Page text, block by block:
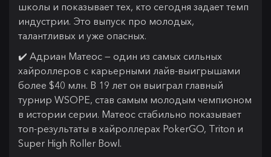
школы и показывает тех, кто сегодня задает темп
индустрии. Это выпуск про молодых,
талантливых и уже опасных.
✔️ Адриан Матеос — один из самых сильных
хайроллеров с карьерными лайв-выигрышами
более $40 млн. В 19 лет он выиграл главный
турнир WSOPE, став самым молодым чемпионом
в истории серии. Матеос стабильно показывает
топ-результаты в хайроллерах PokerGO, Triton и
Super High Roller Bowl.